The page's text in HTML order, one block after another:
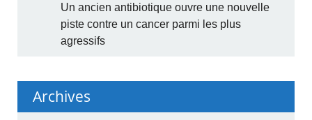
Un ancien antibiotique ouvre une nouvelle
piste contre un cancer parmi les plus
agressifs
Archives